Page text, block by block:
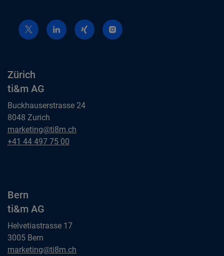
Zürich
ti&m AG
Buckhauserstrasse 24
8048 Zurich
Zürich
ti&m AG
marketing@ti8m.ch
Zürich
+41 44 497 75 00
Bern
ti&m AG
Helvetiastrasse 17
3005 Bern
Bern
marketing@ti8m.ch